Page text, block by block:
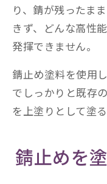
り、錆が残ったま
きず、どんな高性
発揮できません。
錆止め塗料を使用
でしっかりと既存
を上塗りとして塗
錆止めを